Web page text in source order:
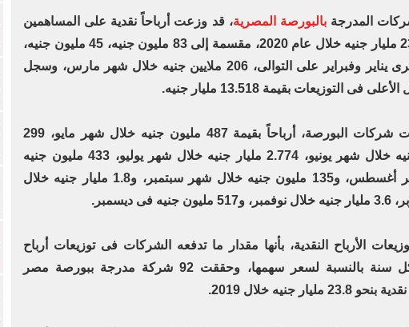
المدرجةبالبورصة المصرية، قد وزعت أرباحاً نقدية على المساهمين
بلغت 23.7 مليار جنيه خلال عام 2020، مقسمة إلى 83 مليون جنيه، 45 مليون جنيه،
خلال شهرى يناير وفبراير على التوالى، 206 ملايين جنيه خلال شهر مارس، وسجل
فى التوزيعات بقيمة 13.518 مليار جنيه.
كما وزعت شركات البورصة، أرباحاً بقيمة 487 مليون جنيه خلال شهر مايو، 299
مليون جنيه خلال شهر يونيو، 2.774 مليار جنيه خلال شهر يوليو، 433 مليون جنيه
خلال شهر أغسطس، و135 مليون جنيه خلال شهر سبتمبر، و1.8 مليار جنيه خلال
فى ديسمبر.
الأرباح النقدية، بأنها مقدار ما تدفعه الشركات فى توزيعات أرباح
الأسهم كل سنة بالنسبة لسعر سهمها، وحققت 92 شركة مدرجة ببورصة مصر
مليار جنيه خلال 2019.